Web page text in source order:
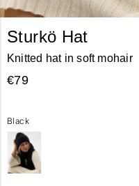
Sturkö Hat
Knitted hat in soft mohair
€79
Black